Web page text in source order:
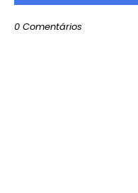
0 Comentários